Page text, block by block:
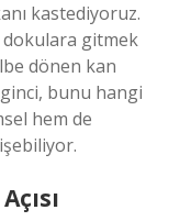
kastediyoruz.
dokulara gitmek
dönen kan
bunu hangi
hem de